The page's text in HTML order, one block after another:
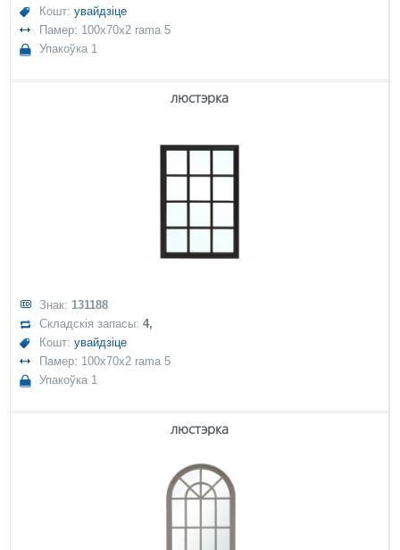
Кошт:увайдзіце
Памер: 100x70x2 rama 5
Упакоўка 1
люстэрка
Знак: 131188
Складскія запасы:4,
Кошт:увайдзіце
Памер: 100x70x2 rama 5
Упакоўка 1
люстэрка